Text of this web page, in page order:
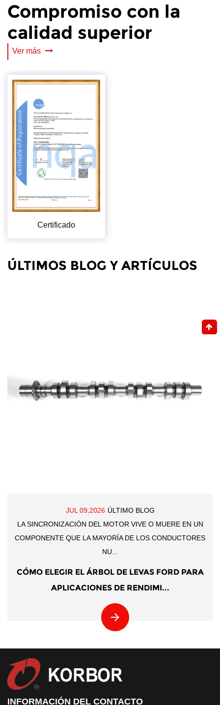
Compromiso con la
calidad superior
Ver más
Certificado
ÚLTIMOS BLOG Y ARTÍCULOS
JUL 09,2026 ÚLTIMO BLOG
LA SINCRONIZACIÓN DEL MOTOR VIVE O MUERE EN UN
COMPONENTE QUE LA MAYORÍA DE LOS CONDUCTORES
NU...
CÓMO ELEGIR EL ÁRBOL DE LEVAS FORD PARA
APLICACIONES DE RENDIMI...
INFORMACIÓN DEL CONTACTO